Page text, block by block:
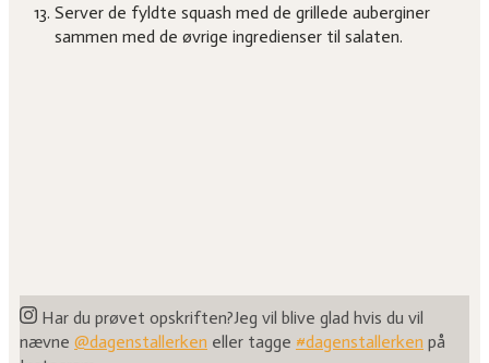
Server de fyldte squash med de grillede auberginer
sammen med de øvrige ingredienser til salaten.
Har du prøvet opskriften?Jeg vil blive glad hvis du vil
nævne @dagenstallerken eller tagge #dagenstallerken på